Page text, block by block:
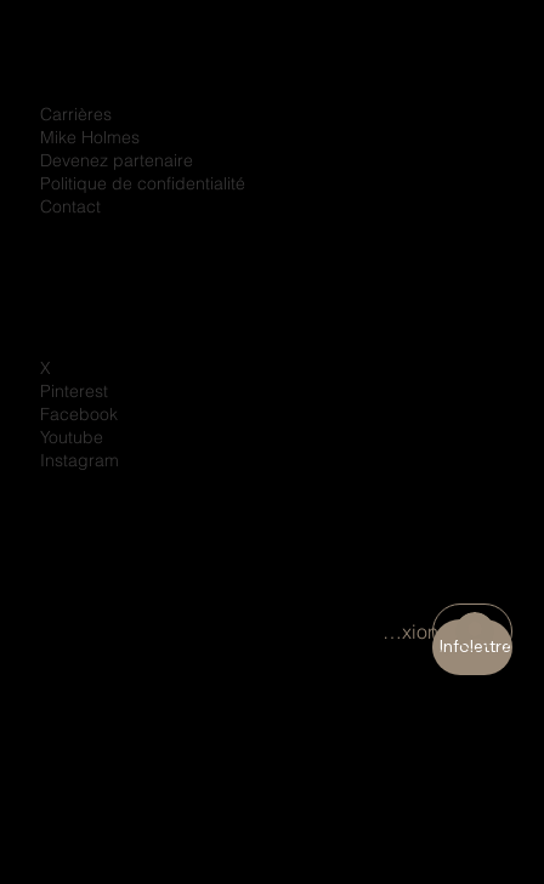
Carrières
Mike Holmes
Devenez partenaire
Politique de confidentialité
Contact
X
Pinterest
Facebook
Youtube
Instagram
Infolettre
Connexion